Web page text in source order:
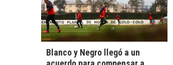
Blanco y Negro llegó a un